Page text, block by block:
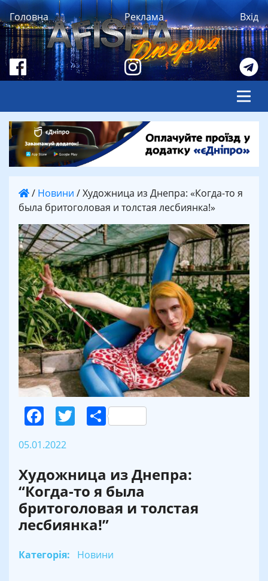
Головна Реклама Вхід
/ Новини /Художница из Днепра: «Когда-то я
была бритоголовая и толстая лесбиянка!»
Facebook
Twitter
Поділитися
05.01.2022
Художница из Днепра:
“Когда-то я была
бритоголовая и толстая
лесбиянка!”
Категорія: Новини